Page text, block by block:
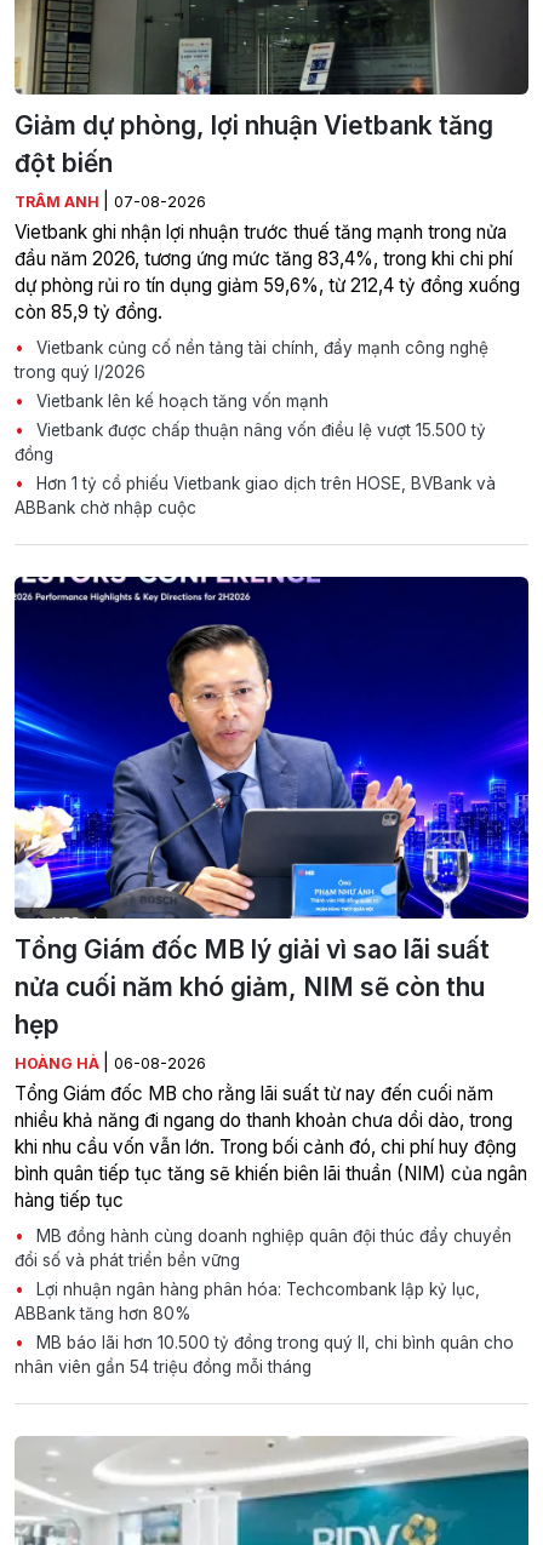
Giảm dự phòng, lợi nhuận Vietbank tăng
đột biến
TRÂM ANH 07-08-2026
Vietbank ghi nhận lợi nhuận trước thuế tăng mạnh trong nửa
đầu năm 2026, tương ứng mức tăng 83,4%, trong khi chi phí
dự phòng rủi ro tín dụng giảm 59,6%, từ 212,4 tỷ đồng xuống
còn 85,9 tỷ đồng.
Vietbank củng cố nền tảng tài chính, đẩy mạnh công nghệ
trong quý I/2026
Vietbank lên kế hoạch tăng vốn mạnh
Vietbank được chấp thuận nâng vốn điều lệ vượt 15.500 tỷ
đồng
Hơn 1 tỷ cổ phiếu Vietbank giao dịch trên HOSE, BVBank và
ABBank chờ nhập cuộc
Tổng Giám đốc MB lý giải vì sao lãi suất
nửa cuối năm khó giảm, NIM sẽ còn thu
hẹp
HOÀNG HÀ 06-08-2026
Tổng Giám đốc MB cho rằng lãi suất từ nay đến cuối năm
nhiều khả năng đi ngang do thanh khoản chưa dồi dào, trong
khi nhu cầu vốn vẫn lớn. Trong bối cảnh đó, chi phí huy động
bình quân tiếp tục tăng sẽ khiến biên lãi thuần (NIM) của ngân
hàng tiếp tục
MB đồng hành cùng doanh nghiệp quân đội thúc đẩy chuyển
đổi số và phát triển bền vững
Lợi nhuận ngân hàng phân hóa: Techcombank lập kỷ lục,
ABBank tăng hơn 80%
MB báo lãi hơn 10.500 tỷ đồng trong quý II, chi bình quân cho
nhân viên gần 54 triệu đồng mỗi tháng